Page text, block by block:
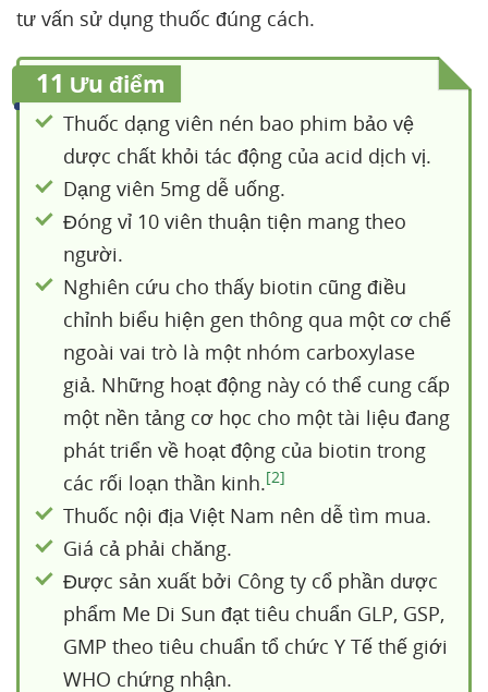
tư vấn sử dụng thuốc đúng cách.
11 Ưu điểm
Thuốc dạng viên nén bao phim bảo vệ
dược chất khỏi tác động của acid dịch vị.
Dạng viên 5mg dễ uống.
Đóng vỉ 10 viên thuận tiện mang theo
người.
Nghiên cứu cho thấy biotin cũng điều
chỉnh biểu hiện gen thông qua một cơ chế
ngoài vai trò là một nhóm carboxylase
giả. Những hoạt động này có thể cung cấp
một nền tảng cơ học cho một tài liệu đang
phát triển về hoạt động của biotin trong
các rối loạn thần kinh.[2]
Thuốc nội địa Việt Nam nên dễ tìm mua.
Giá cả phải chăng.
Được sản xuất bởi Công ty cổ phần dược
phẩm Me Di Sun đạt tiêu chuẩn GLP, GSP,
GMP theo tiêu chuẩn tổ chức Y Tế thế giới
WHO chứng nhận.